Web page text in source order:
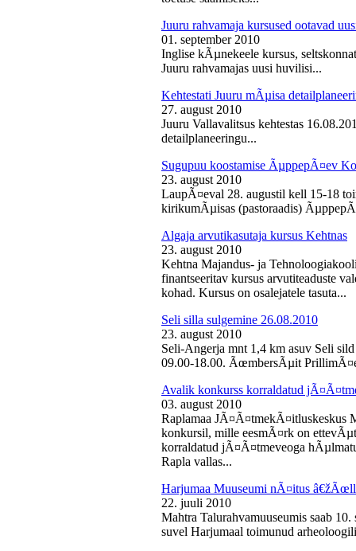
Juuru rahvamaja kursused ootavad
01. september 2010
Inglise kÃµnekeele kursus,
Juuru rahvamajas uusi huvilisi...
Kehtestati Juuru mÃµisa
27. august 2010
Juuru Vallavalitsus kehtestas
detailplaneeringu...
Sugupuu koostamise ÃµppepÃ¤ev
23. august 2010
LaupÃ¤eval 28. augustil kell 15-18
kirikumÃµisas (pastoraadis)
Algaja arvutikasutaja kursus Kehtnas
23. august 2010
Kehtna Majandus- ja
finantseeritav kursus arvutiteaduste
kohad. Kursus on osalejatele tasuta...
Seli silla sulgemine 26.08.2010
23. august 2010
Seli-Angerja mnt 1,4 km asuv Seli
09.00-18.00. ÃœmbersÃµit
Avalik konkurss korraldatud
03. august 2010
Raplamaa JÃ¤Ã¤tmekÃ¤itluskeskus
konkursil, mille eesmÃ¤rk on
korraldatud jÃ¤Ã¤tmeveoga
Rapla vallas...
Harjumaa Muuseumi nÃ¤itus
22. juuli 2010
Mahtra Talurahvamuuseumis saab
suvel Harjumaal toimunud